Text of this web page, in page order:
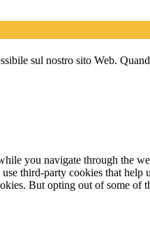
sul nostro sito Web.
you navigate through the
third-party cookies that
But opting out of some of